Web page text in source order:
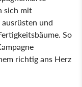
sich mit
und
So
richtig ans Herz